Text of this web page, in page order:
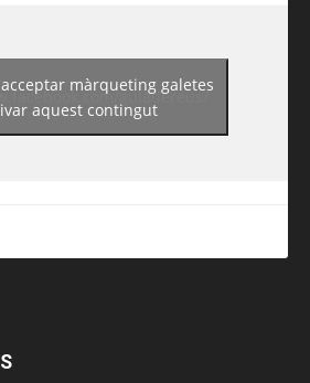
guiadereus/
màrqueting galetes
aquest contingut